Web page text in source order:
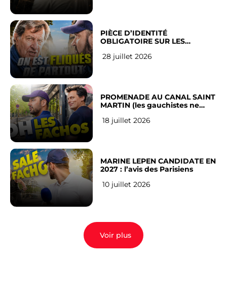
PIÈCE D’IDENTITÉ
OBLIGATOIRE SUR LES
Français
28 juillet 2026
PROMENADE AU CANAL SAINT
MARTIN (les gauchistes ne
18 juillet 2026
MARINE LEPEN CANDIDATE EN
2027 : l’avis des Parisiens
10 juillet 2026
Voir plus